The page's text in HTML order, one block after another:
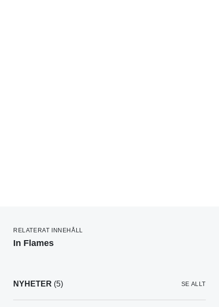
RELATERAT INNEHÅLL
In Flames
NYHETER (5) SE ALLT